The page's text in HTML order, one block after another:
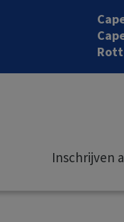
Inschrijven